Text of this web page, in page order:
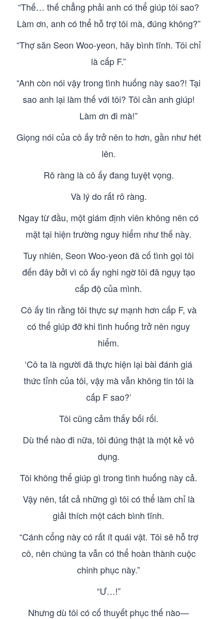
“Thế… thế chẳng phải anh có thể giúp tôi sao?
Làm ơn, anh có thể hỗ trợ tôi mà, đúng không?”
“Thợ săn Seon Woo-yeon, hãy bình tĩnh. Tôi chỉ
là cấp F.”
“Anh còn nói vậy trong tình huống này sao?! Tại
sao anh lại làm thế với tôi? Tôi cần anh giúp!
Làm ơn đi mà!”
Giọng nói của cô ấy trở nên to hơn, gần như hét
lên.
Rõ ràng là cô ấy đang tuyệt vọng.
Và lý do rất rõ ràng.
Ngay từ đầu, một giám định viên không nên có
mặt tại hiện trường nguy hiểm như thế này.
Tuy nhiên, Seon Woo-yeon đã cố tình gọi tôi
đến đây bởi vì cô ấy nghi ngờ tôi đã ngụy tạo
cấp độ của mình.
Cô ấy tin rằng tôi thực sự mạnh hơn cấp F, và
có thể giúp đỡ khi tình huống trở nên nguy
hiểm.
‘Cô ta là người đã thực hiện lại bài đánh giá
thức tỉnh của tôi, vậy mà vẫn không tin tôi là
cấp F sao?’
Tôi cũng cảm thấy bối rối.
Dù thế nào đi nữa, tôi đúng thật là một kẻ vô
dụng.
Tôi không thể giúp gì trong tình huống này cả.
Vậy nên, tất cả những gì tôi có thể làm chỉ là
giải thích một cách bình tĩnh.
“Cánh cổng này có rất ít quái vật. Tôi sẽ hỗ trợ
cô, nên chúng ta vẫn có thể hoàn thành cuộc
chinh phục này.”
“Ư…!”
Nhưng dù tôi có cố thuyết phục thế nào—